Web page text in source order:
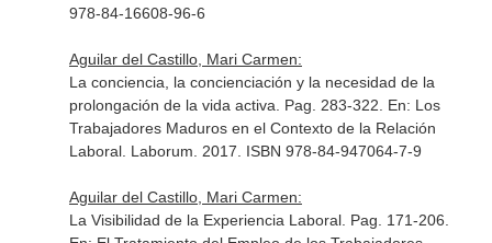
978-84-16608-96-6
Aguilar del Castillo, Mari Carmen:
La conciencia, la concienciación y la necesidad de la
prolongación de la vida activa. Pag. 283-322. En: Los
Trabajadores Maduros en el Contexto de la Relación
Laboral. Laborum. 2017. ISBN 978-84-947064-7-9
Aguilar del Castillo, Mari Carmen:
La Visibilidad de la Experiencia Laboral. Pag. 171-206.